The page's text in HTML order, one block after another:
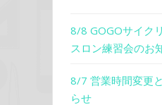
8/8 GOGOサイク
スロン練習会のお
8/7 営業時間変更
らせ